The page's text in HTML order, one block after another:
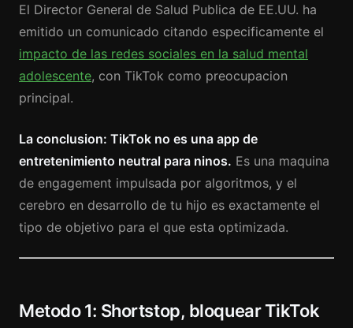
El Director General de Salud Publica de EE.UU. ha
emitido un comunicado citando especificamente el
impacto de las redes sociales en la salud mental
adolescente, con TikTok como preocupacion
principal.
La conclusion: TikTok no es una app de
entretenimiento neutral para ninos. Es una maquina
de engagement impulsada por algoritmos, y el
cerebro en desarrollo de tu hijo es exactamente el
tipo de objetivo para el que esta optimizada.
Metodo 1: Shortstop, bloquear TikTok